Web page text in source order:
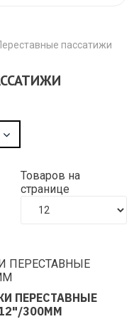
пассатижи
Товаров на
странице
ПЕРЕСТАВНЫЕ
300ММ